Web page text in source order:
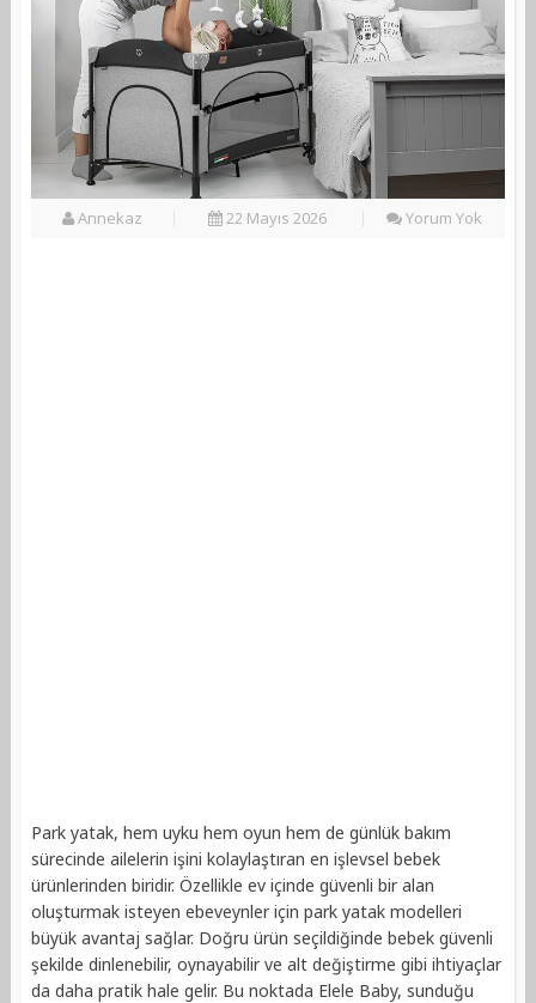
Annekaz 22 Mayıs 2026 Yorum Yok
Park yatak, hem uyku hem oyun hem de günlük bakım
sürecinde ailelerin işini kolaylaştıran en işlevsel bebek
ürünlerinden biridir. Özellikle ev içinde güvenli bir alan
oluşturmak isteyen ebeveynler için park yatak modelleri
büyük avantaj sağlar. Doğru ürün seçildiğinde bebek güvenli
şekilde dinlenebilir, oynayabilir ve alt değiştirme gibi ihtiyaçlar
da daha pratik hale gelir. Bu noktada Elele Baby, sunduğu